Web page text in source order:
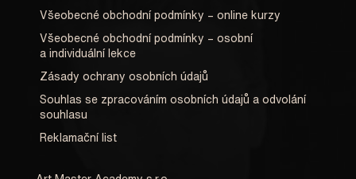
Všeobecné obchodní podmínky – online kurzy
Všeobecné obchodní podmínky – osobní
a individuální lekce
Zásady ochrany osobních údajů
Souhlas se zpracováním osobních údajů a odvolání
souhlasu
Reklamační list